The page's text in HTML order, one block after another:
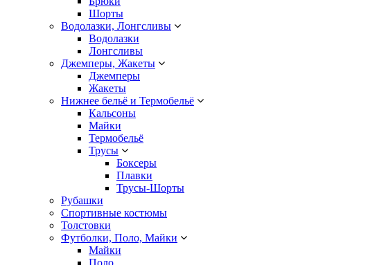
Шорты
Водолазки, Лонгсливы
Водолазки
Лонгсливы
Джемперы, Жакеты
Джемперы
Жакеты
Нижнее бельё и Термобельё
Кальсоны
Майки
Термобельё
Трусы
Боксеры
Плавки
Трусы-Шорты
Рубашки
Спортивные костюмы
Толстовки
Футболки, Поло, Майки
Майки
Поло